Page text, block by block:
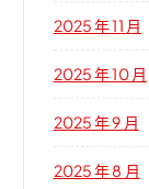
2025 年 11 月
2025 年 10 月
2025 年 9 月
2025 年 8 月